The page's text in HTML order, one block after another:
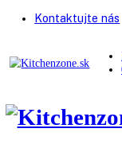
Kontaktujte